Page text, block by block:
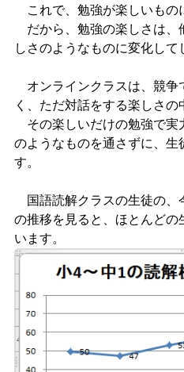
これで、勉強が楽しいもの
だから、勉強の楽しさは、
しさのようなものに変化して
オンラインクラスは、競争
く、ただ対話をする楽しさの
その楽しいだけの勉強で実
のようなものを通さずに、
す。
国語読解クラスの生徒の、
の推移を見ると、ほとんど
います。